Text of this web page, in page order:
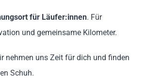
für Läufer:innen. Für
und gemeinsame Kilometer.
nehmen uns Zeit für dich und finden
Schuh.